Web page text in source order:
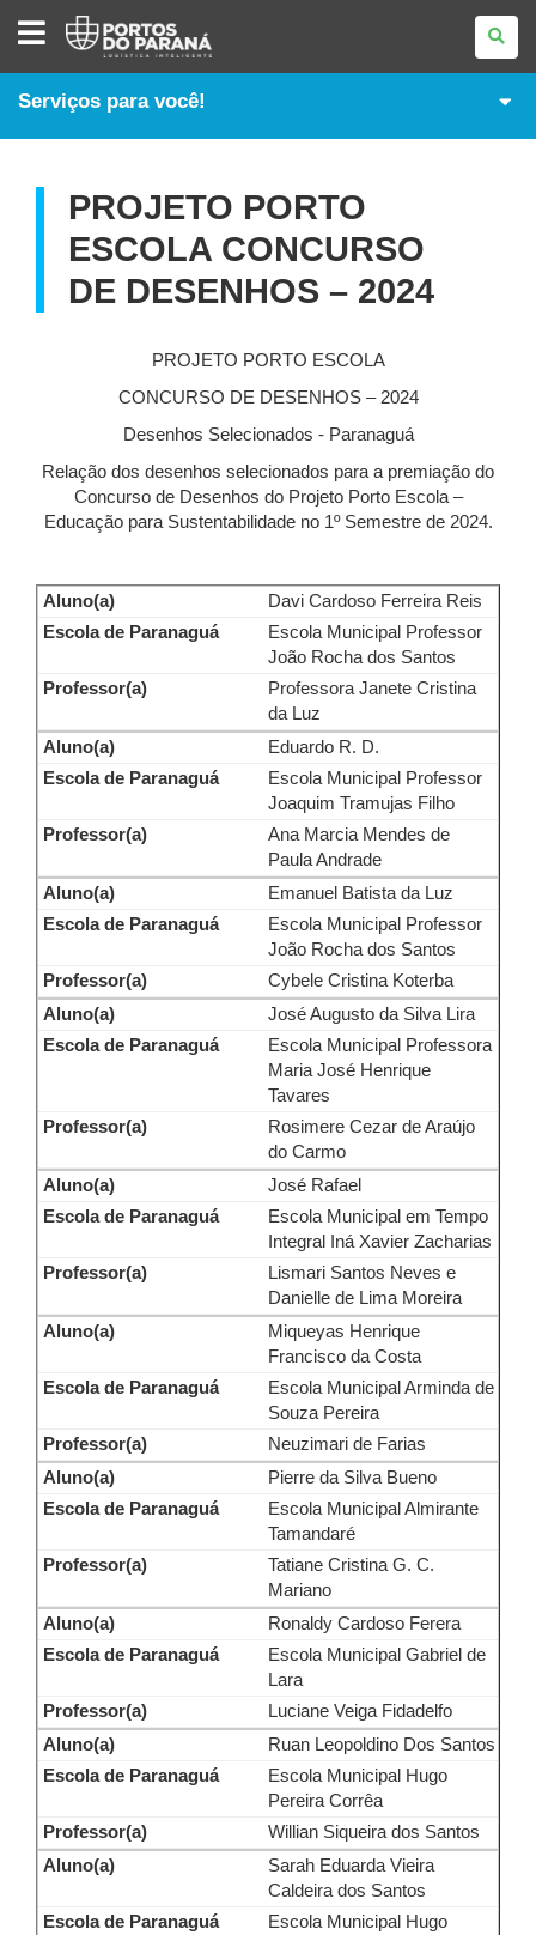
MEIO
AMBIENTE
SAÚDE
E
SEGURANÇA
Serviços para você!
PROJETO PORTO
ESCOLA CONCURSO
DE DESENHOS – 2024
PROJETO PORTO ESCOLA
CONCURSO DE DESENHOS – 2024
Desenhos Selecionados - Paranaguá
Relação dos desenhos selecionados para a premiação do
Concurso de Desenhos do Projeto Porto Escola –
Educação para Sustentabilidade no 1º Semestre de 2024.
Davi Cardoso Ferreira Reis
Escola Municipal Professor
João Rocha dos Santos
Professora Janete Cristina
da Luz
Eduardo R. D.
Escola Municipal Professor
Joaquim Tramujas Filho
Ana Marcia Mendes de
Paula Andrade
Emanuel Batista da Luz
Escola Municipal Professor
João Rocha dos Santos
Cybele Cristina Koterba
José Augusto da Silva Lira
Escola Municipal Professora
Maria José Henrique
Tavares
Rosimere Cezar de Araújo
do Carmo
José Rafael
Escola Municipal em Tempo
Integral Iná Xavier Zacharias
Lismari Santos Neves e
Danielle de Lima Moreira
Miqueyas Henrique
Francisco da Costa
Escola Municipal Arminda de
Souza Pereira
Neuzimari de Farias
Pierre da Silva Bueno
Escola Municipal Almirante
Tamandaré
Tatiane Cristina G. C.
Mariano
Ronaldy Cardoso Ferera
Escola Municipal Gabriel de
Lara
Luciane Veiga Fidadelfo
Ruan Leopoldino Dos Santos
Escola Municipal Hugo
Pereira Corrêa
Willian Siqueira dos Santos
Sarah Eduarda Vieira
Caldeira dos Santos
Escola Municipal Hugo